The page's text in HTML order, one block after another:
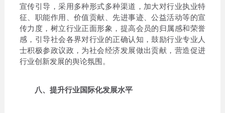
宣传引导，采用多种形式多种渠道，加大对行业执业特
征、职能作用、价值贡献、先进事迹、公益活动等的宣
传力度，树立行业正面形象，提高会员的归属感和荣誉
感，引导社会各界对行业的正确认知，鼓励行业专业人
士积极参政议政，为社会经济发展做出贡献，营造促进
行业创新发展的舆论氛围。
八、提升行业国际化发展水平